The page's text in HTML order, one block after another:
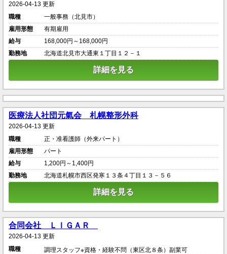
2026-04-13 更新
職種
一般事務（北見市）
雇用形態
有期雇用
給与
168,000円～168,000円
勤務地
北海道北見市大通東１丁目１２－１
詳細を見る
医療法人社団元氣会 札幌整形外科
2026-04-13 更新
職種
正・准看護師（外来パート）
雇用形態
パート
給与
1,200円～1,400円
勤務地
北海道札幌市西区発寒１３条４丁目１３－５６
詳細を見る
合同会社 ＬＩＧＡＲ
2026-04-13 更新
職種
調理スタッフ※資格・経験不問（東区北８条）副業可